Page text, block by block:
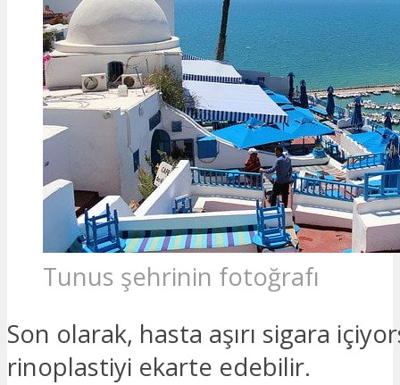
Tunus şehrinin fotoğrafı
Son olarak, hasta aşırı sigara
rinoplastiyi ekarte edebilir.